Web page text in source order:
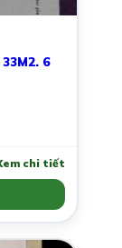
6
chi tiết